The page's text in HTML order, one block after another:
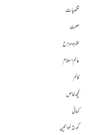
شخصیات
صحت
طنز و مزاح
عالم اسلام
کالم
کچھ خاص
کہانی
گوشہ خواتین